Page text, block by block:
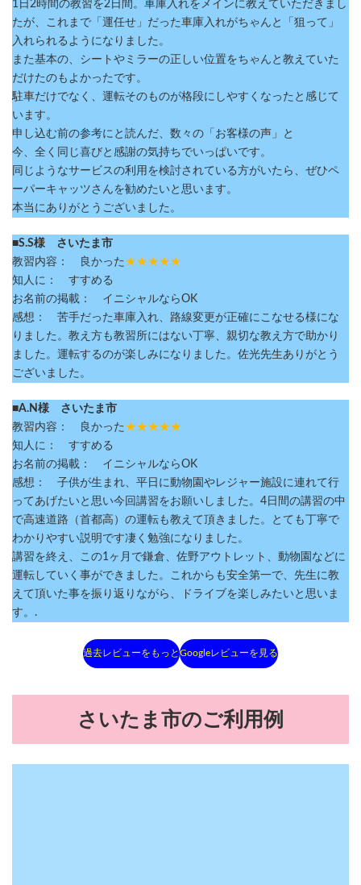
1日2時間の教習を2日間。車庫入れをメインに教えていただきまし
たが、これまで「運任せ」だった車庫入れがちゃんと「狙って」
入れられるようになりました。
また基本の、シートやミラーの正しい位置をちゃんと教えていた
だけたのもよかったです。
駐車だけでなく、運転そのものが格段にしやすくなったと感じて
います。
申し込む前の参考にと読んだ、数々の「お客様の声」と
今、全く同じ喜びと感謝の気持ちでいっぱいです。
同じようなサービスの利用を検討されている方がいたら、ぜひペ
ーパーキャッツさんを勧めたいと思います。
本当にありがとうございました。
■S.S様 さいたま市
教習内容： 良かった ★★★★★
知人に： すすめる
お名前の掲載： イニシャルならOK
感想： 苦手だった車庫入れ、路線変更が正確にこなせる様にな
りました。教え方も教習所にはない丁寧、親切な教え方で助かり
ました。運転するのが楽しみになりました。佐光先生ありがとう
ございました。
■A.N様 さいたま市
教習内容： 良かった ★★★★★
知人に： すすめる
お名前の掲載： イニシャルならOK
感想： 子供が生まれ、平日に動物園やレジャー施設に連れて行
ってあげたいと思い今回講習をお願いしました。4日間の講習の中
で高速道路（首都高）の運転も教えて頂きました。とても丁寧で
わかりやすい説明です凄く勉強になりました。
講習を終え、この1ヶ月で鎌倉、佐野アウトレット、動物園などに
運転していく事ができました。これからも安全第一で、先生に教
えて頂いた事を振り返りながら、ドライブを楽しみたいと思いま
す。.
過去レビューをもっとGoogleレビューを見る
さいたま市のご利用例